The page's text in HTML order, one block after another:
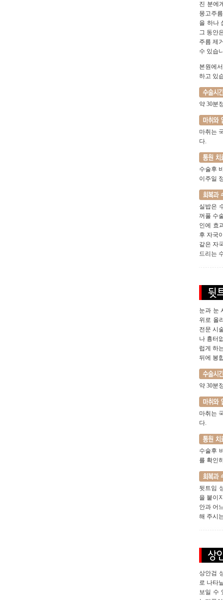
진 분에
몽고주
을 하나
그 동안
주름 제
수 있습
본원에
하고 있
약 30분
마취는
다.
수술후
이주일
실밥은
꺼풀 수
인에 효
후 자국
같은 자
드리는
눈과 눈
위로 올
전문 시
나 흉터
럽게 하
뒤에 봉
약 30분
마취는
다.
수술후
를 확인
뒷트임
을 붙이
안과 어
해 주시
상안검
로 나타
보일 수